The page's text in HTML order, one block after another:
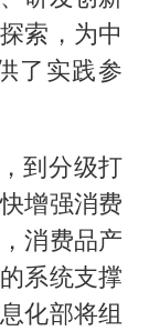
索，为中
了实践参
到分级打
增强消费
消费品产
系统支撑
化部将组